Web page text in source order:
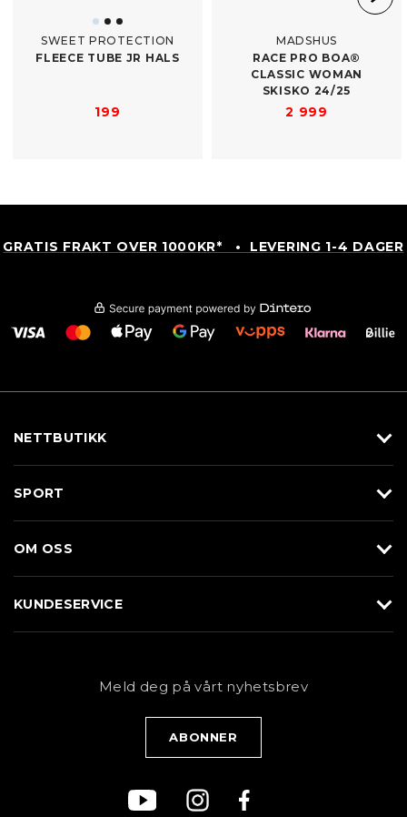
SWEET PROTECTION
FLEECE TUBE JR HALS
199
MADSHUS
RACE PRO BOA®
CLASSIC WOMAN
SKISKO 24/​25
2 999
GRATIS FRAKT OVER 1000KR* • LEVERING 1-4 DAGER
NETTBUTIKK
Sko
Merkevarer
SPORT
Løp
Sykkel
OM OSS
KUNDESERVICE
PersonvernerklæringMeld deg på vårt nyhetsbrev